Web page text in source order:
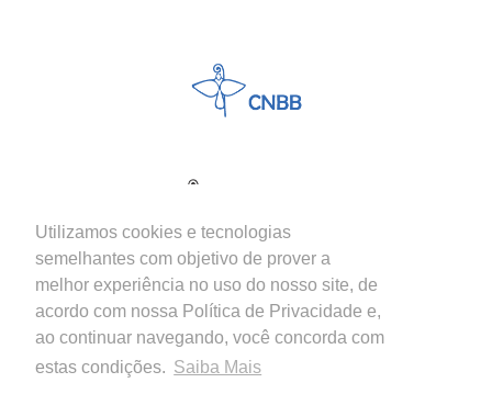
Utilizamos cookies e tecnologias
semelhantes com objetivo de prover a
melhor experiência no uso do nosso site, de
acordo com nossa Política de Privacidade e,
ao continuar navegando, você concorda com
estas condições. Saiba Mais